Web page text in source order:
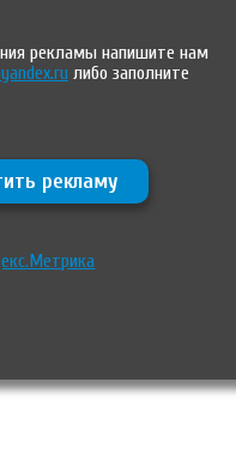
рекламы напишите нам
либо заполните
рекламу